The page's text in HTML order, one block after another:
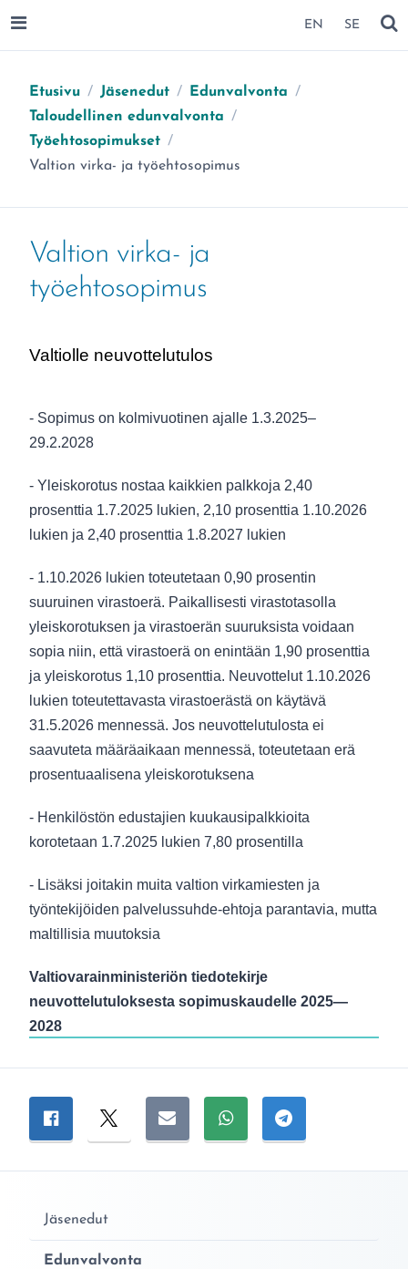
SIIRRY SIVUN SISÄLTÖÖN EN SE
Etusivu / Jäsenedut / Edunvalvonta /
Taloudellinen edunvalvonta /
Työehtosopimukset /
Olet täällä:
Valtion virka- ja työehtosopimus
Valtion virka- ja
työehtosopimus
Valtiolle neuvottelutulos
- Sopimus on kolmivuotinen ajalle 1.3.2025–
29.2.2028
- Yleiskorotus nostaa kaikkien palkkoja 2,40
prosenttia 1.7.2025 lukien, 2,10 prosenttia 1.10.2026
lukien ja 2,40 prosenttia 1.8.2027 lukien
- 1.10.2026 lukien toteutetaan 0,90 prosentin
suuruinen virastoerä. Paikallisesti virastotasolla
yleiskorotuksen ja virastoerän suuruksista voidaan
sopia niin, että virastoerä on enintään 1,90 prosenttia
ja yleiskorotus 1,10 prosenttia. Neuvottelut 1.10.2026
lukien toteutettavasta virastoerästä on käytävä
31.5.2026 mennessä. Jos neuvottelutulosta ei
saavuteta määräaikaan mennessä, toteutetaan erä
prosentuaalisena yleiskorotuksena
- Henkilöstön edustajien kuukausipalkkioita
korotetaan 1.7.2025 lukien 7,80 prosentilla
- Lisäksi joitakin muita valtion virkamiesten ja
työntekijöiden palvelussuhde-ehtoja parantavia, mutta
maltillisia muutoksia
Valtiovarainministeriön tiedotekirje
neuvottelutuloksesta sopimuskaudelle 2025—
2028
Jaa sivu
Jaa Facebookissa
Jaa TwitterissäJaa sähköpostitse
Jaa WhatsAppissa
Jaa
Jäsenedut
Edunvalvonta